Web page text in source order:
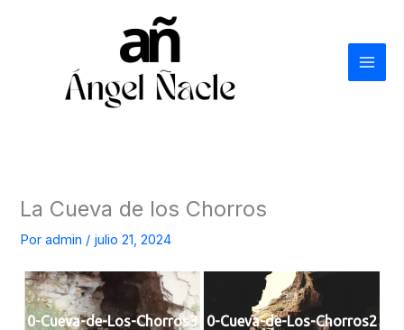
La Cueva de los Chorros
Poradmin / julio 21, 2024
0-Cueva-de-Los-Chorros3 0-Cueva-de-Los-Chorros2